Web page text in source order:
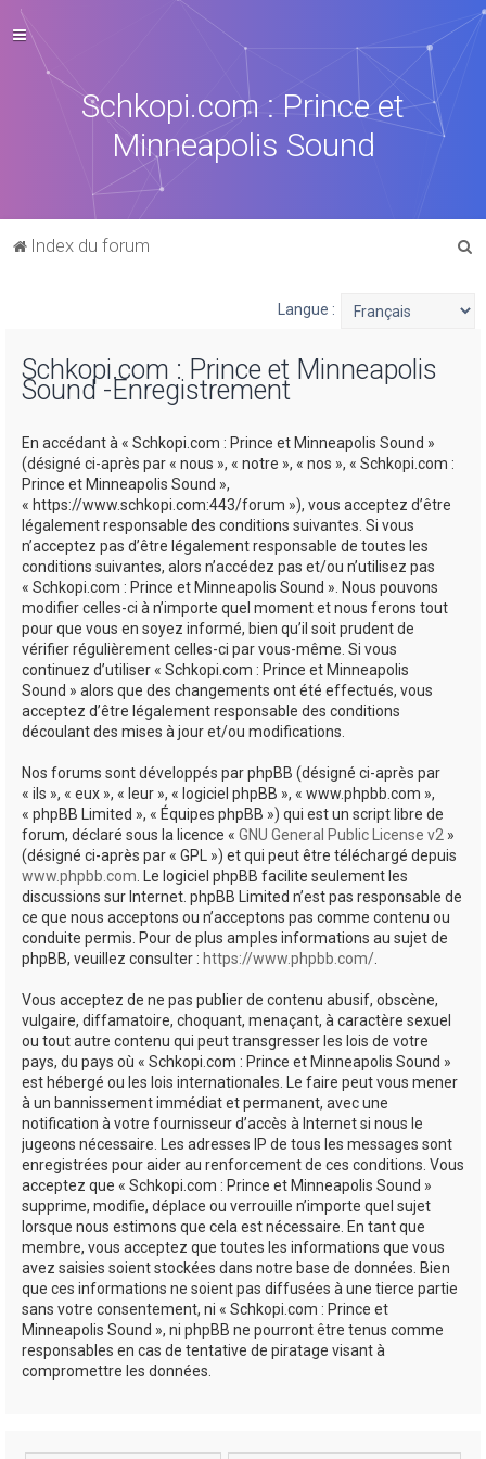
Schkopi.com : Prince et
Minneapolis Sound
Index du forum
Langue :
Schkopi.com : Prince et Minneapolis
Sound -Enregistrement
En accédant à « Schkopi.com : Prince et Minneapolis Sound »
(désigné ci-après par « nous », « notre », « nos », « Schkopi.com :
Prince et Minneapolis Sound »,
« https://www.schkopi.com:443/forum »), vous acceptez d’être
légalement responsable des conditions suivantes. Si vous
n’acceptez pas d’être légalement responsable de toutes les
conditions suivantes, alors n’accédez pas et/ou n’utilisez pas
« Schkopi.com : Prince et Minneapolis Sound ». Nous pouvons
modifier celles-ci à n’importe quel moment et nous ferons tout
pour que vous en soyez informé, bien qu’il soit prudent de
vérifier régulièrement celles-ci par vous-même. Si vous
continuez d’utiliser « Schkopi.com : Prince et Minneapolis
Sound » alors que des changements ont été effectués, vous
acceptez d’être légalement responsable des conditions
découlant des mises à jour et/ou modifications.
Nos forums sont développés par phpBB (désigné ci-après par
« ils », « eux », « leur », « logiciel phpBB », « www.phpbb.com »,
« phpBB Limited », « Équipes phpBB ») qui est un script libre de
forum, déclaré sous la licence « GNU General Public License v2 »
(désigné ci-après par « GPL ») et qui peut être téléchargé depuis
www.phpbb.com . Le logiciel phpBB facilite seulement les
discussions sur Internet. phpBB Limited n’est pas responsable de
ce que nous acceptons ou n’acceptons pas comme contenu ou
conduite permis. Pour de plus amples informations au sujet de
phpBB, veuillez consulter : https://www.phpbb.com/
Vous acceptez de ne pas publier de contenu abusif, obscène,
vulgaire, diffamatoire, choquant, menaçant, à caractère sexuel
ou tout autre contenu qui peut transgresser les lois de votre
pays, du pays où « Schkopi.com : Prince et Minneapolis Sound »
est hébergé ou les lois internationales. Le faire peut vous mener
à un bannissement immédiat et permanent, avec une
notification à votre fournisseur d’accès à Internet si nous le
jugeons nécessaire. Les adresses IP de tous les messages sont
enregistrées pour aider au renforcement de ces conditions. Vous
acceptez que « Schkopi.com : Prince et Minneapolis Sound »
supprime, modifie, déplace ou verrouille n’importe quel sujet
lorsque nous estimons que cela est nécessaire. En tant que
membre, vous acceptez que toutes les informations que vous
avez saisies soient stockées dans notre base de données. Bien
que ces informations ne soient pas diffusées à une tierce partie
sans votre consentement, ni « Schkopi.com : Prince et
Minneapolis Sound », ni phpBB ne pourront être tenus comme
responsables en cas de tentative de piratage visant à
compromettre les données.